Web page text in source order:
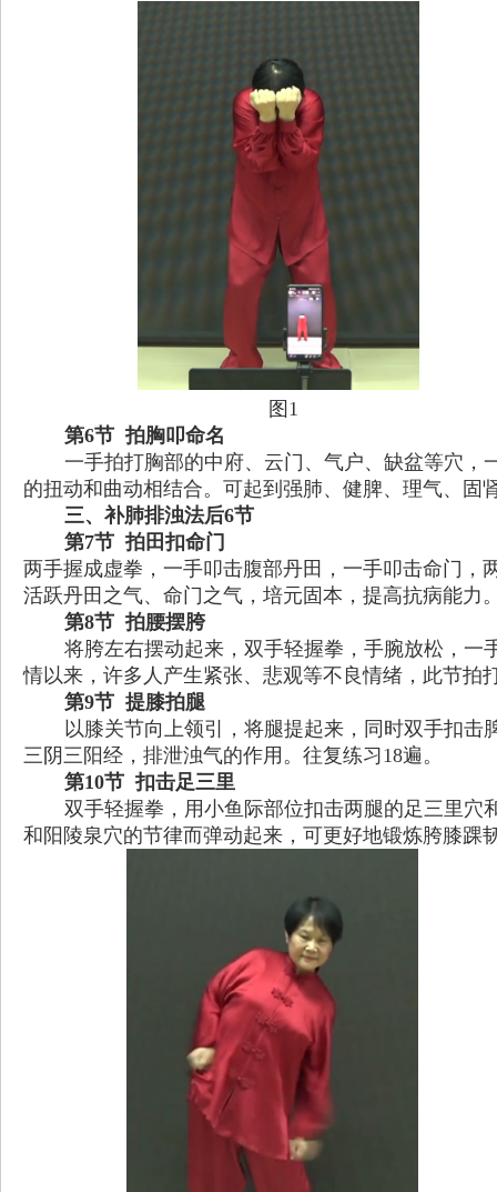
图1
第6节 拍胸叩命名
一手拍打胸部的中府、云门、气户、缺盆等穴
的扭动和曲动相结合。可起到强肺、健脾、理气、固
三、补肺排浊法后6节
第7节 拍田扣命门
两手握成虚拳，一手叩击腹部丹田，一手叩击命门
活跃丹田之气、命门之气，培元固本，提高抗病能力
第8节 拍腰摆胯
将胯左右摆动起来，双手轻握拳，手腕放松，一
情以来，许多人产生紧张、悲观等不良情绪，此节
第9节 提膝拍腿
以膝关节向上领引，将腿提起来，同时双手扣
三阴三阳经，排泄浊气的作用。往复练习 18遍。
第10节 扣击足三里
双手轻握拳，用小鱼际部位扣击两腿的足三里
和阳陵泉穴的节律而弹动起来，可更好地锻炼胯膝踝